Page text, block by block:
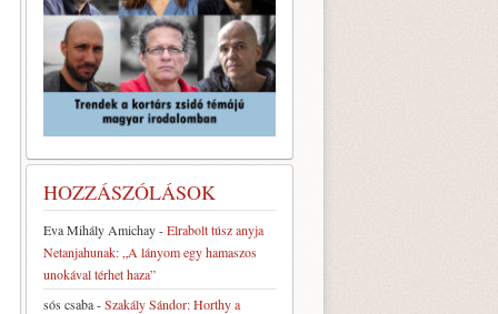
HOZZÁSZÓLÁSOK
Eva Mihály Amichay-Elrabolt túsz anyja
Netanjahunak: „A lányom egy hamaszos
unokával térhet haza”
sós csaba-Szakály Sándor: Horthy a